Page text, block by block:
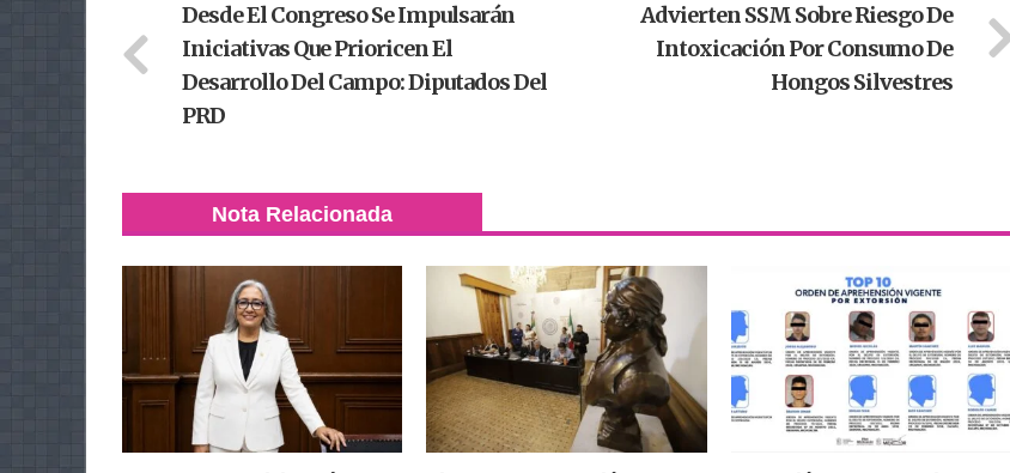
Desde El Congreso Se Impulsarán
Iniciativas Que Prioricen El
Desarrollo Del Campo: Diputados Del
PRD
Advierten SSM Sobre Riesgo De
Intoxicación Por Consumo De
Hongos Silvestres
Nota Relacionada